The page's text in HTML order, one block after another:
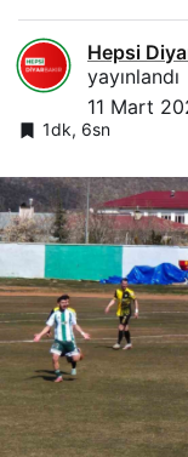
Hepsi
yayınlandı
11 Mart
1dk, 6sn